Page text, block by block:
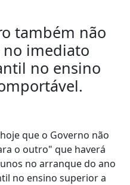
também não
imediato
no ensino
que o Governo não
o outro" que haverá
no arranque do ano
no ensino superior a